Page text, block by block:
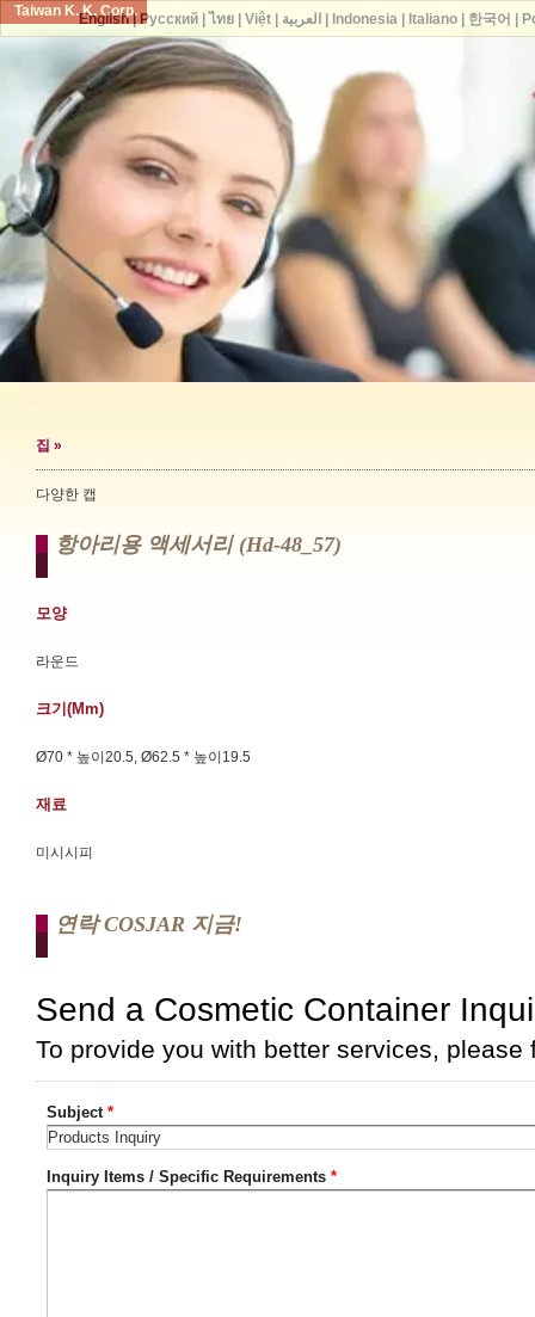
Taiwan K. K. Corp.
집 »
다양한 캡
항아리용 액세서리 (hd-48_57)
모양
라운드
크기(mm)
Ø70 * 높이20.5, Ø62.5 * 높이19.5
재료
미시시피
연락 COSJAR 지금!
English| Русский| ไทย| Việt| العربية Indonesia| Italiano| 한국어